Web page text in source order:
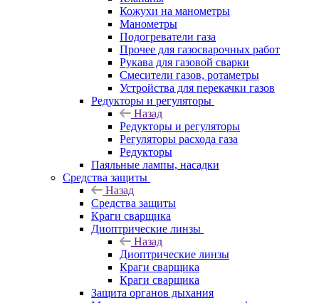
Кожухи на манометры
Манометры
Подогреватели газа
Прочее для газосварочных работ
Рукава для газовой сварки
Смесители газов, ротаметры
Устройства для перекачки газов
Редукторы и регуляторы
Назад
Редукторы и регуляторы
Регуляторы расхода газа
Редукторы
Паяльные лампы, насадки
Средства защиты
Назад
Средства защиты
Краги сварщика
Диоптрические линзы
Назад
Диоптрические линзы
Краги сварщика
Краги сварщика
Защита органов дыхания